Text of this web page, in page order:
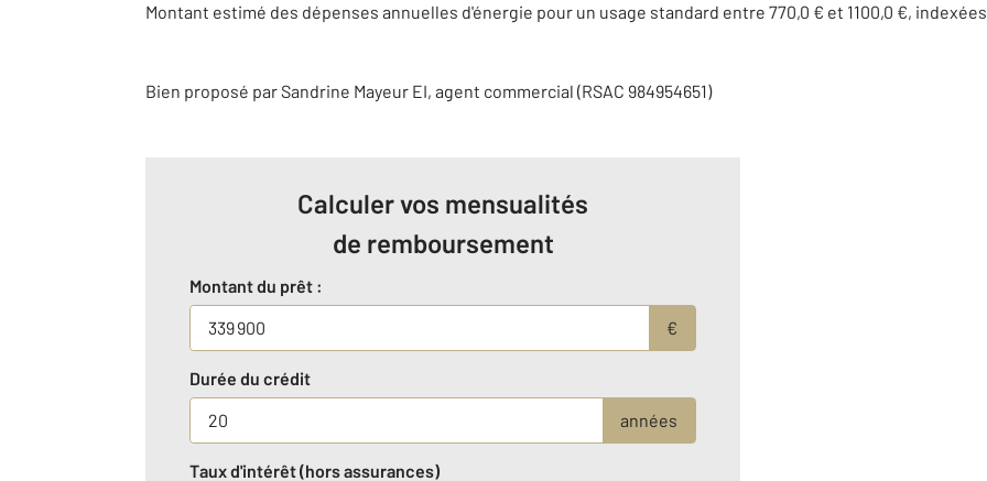
Montant estimé des dépenses annuelles d'énergie pour un usage standard entre 770,0 € et 1100,0 €,
Bien proposé parSandrine Mayeur EI, agent commercial (RSAC 984954651)
Calculer vos mensualités
de remboursement
Montant du prêt :
€
Durée du crédit
années
Taux d'intérêt (hors assurances)